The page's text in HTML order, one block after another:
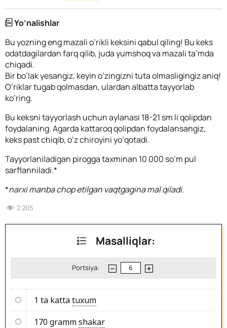
Yo’nalishlar
Bu yozning eng mazali o’rikli keksini qabul qiling! Bu keks
odatdagilardan farq qilib, juda yumshoq va mazali ta’mda
chiqadi.
Bir bo’lak yesangiz, keyin o’zingizni tuta olmasligingiz aniq!
O’riklar tugab qolmasdan, ulardan albatta tayyorlab
ko’ring.
Bu keksni tayyorlash uchun aylanasi 18-21 sm li qolipdan
foydalaning. Agarda kattaroq qolipdan foydalansangiz,
keks past chiqib, o’z chiroyini yo’qotadi.
Tayyorlaniladigan pirogga taxminan 10 000 so’m pul
sarflanniladi.*
*narxi manba chop etilgan vaqtgagina mal qiladi.
2 205
Masalliqlar:
Portsiya:
1 ta kattatuxum
170 grammshakar